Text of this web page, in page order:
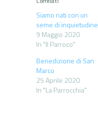
Siamo nati con un
seme di inquietudine
9 Maggio 2020
In "Il Parroco"
Benedizione di San
Marco
25 Aprile 2020
In "La Parrocchia"